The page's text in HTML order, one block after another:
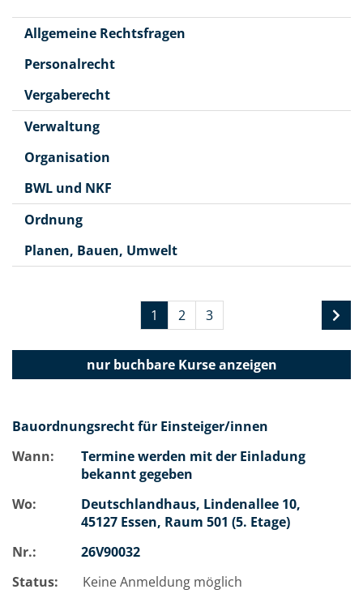
Allgemeine Rechtsfragen
Personalrecht
Vergaberecht
Verwaltung
Organisation
BWL und NKF
Ordnung
Planen, Bauen, Umwelt
1 2 3
nur buchbareKurse anzeigen
Bauordnungsrecht für Einsteiger/innen
Wann:
Termine werden mit der Einladung
bekannt gegeben
Wo:
Deutschlandhaus, Lindenallee 10,
45127 Essen, Raum 501 (5. Etage)
Nr.:
26V90032
Status:
Keine Anmeldung möglich